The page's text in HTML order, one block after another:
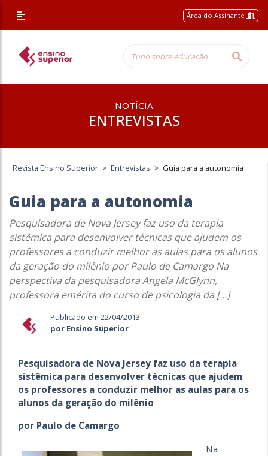
Área do Assinante
NOTÍCIA
ENTREVISTAS
Revista Ensino Superior > Entrevistas > Guia para a autonomia
Guia para a autonomia
Pesquisadora de Nova Jersey faz uso da terapia
sistêmica para desenvolver técnicas que ajudem os
professores a conduzir melhor as aulas para os alunos
da geração do milênio por Paulo de Camargo Na
perspectiva da pesquisadora Angela McGlynn,
professora emérita do curso de psicologia da […]
Publicado em 22/04/2013
por Ensino Superior
Pesquisadora de Nova Jersey faz uso da terapia
sistêmica para desenvolver técnicas que ajudem
os professores a conduzir melhor as aulas para os
alunos da geração do milênio
por Paulo de Camargo
Na